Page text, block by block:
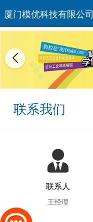
厦门模优科技有限公司
联系我们
联系人
王经理